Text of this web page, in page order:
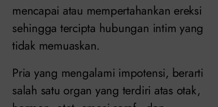
mencapai atau mempertahankan ereksi
sehingga tercipta hubungan intim yang
tidak memuaskan.
Pria yang mengalami impotensi, berarti
salah satu organ yang terdiri atas otak,